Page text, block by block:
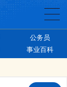
公务员
事业百科